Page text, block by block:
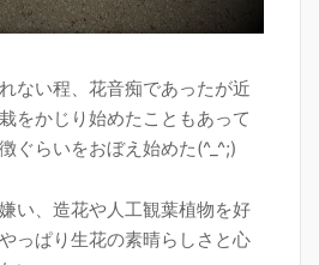
ない程、花音痴であったが近
をかじり始めたこともあって
ぐらいをおぼえ始めた(^_^;)
い、造花や人工観葉植物を好
っぱり生花の素晴らしさと心